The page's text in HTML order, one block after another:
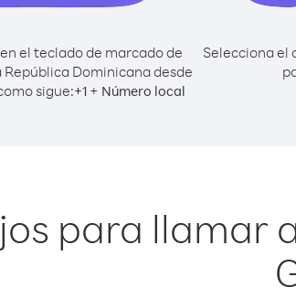
el teclado de marcado de
República Dominicana desde
sigue:+1 + Número local
Selecciona el
para llamar